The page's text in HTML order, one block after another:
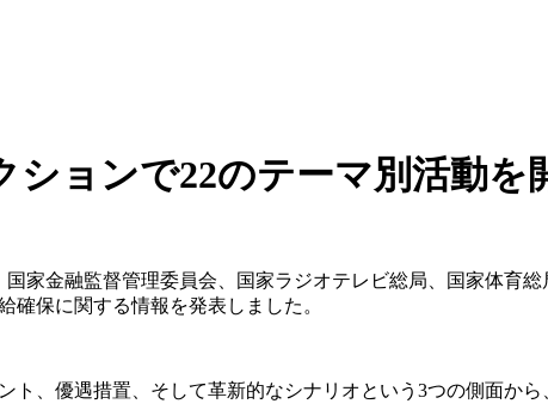
ションで22のテーマ別活動を
家金融監督管理委員会、国家ラジオテレビ総局、国家体育
確保に関する情報を発表しました。
、優遇措置、そして革新的なシナリオという3つの側面か